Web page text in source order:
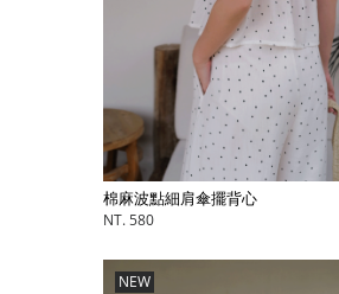
棉麻波點細肩傘擺背心
NT. 580
NEW